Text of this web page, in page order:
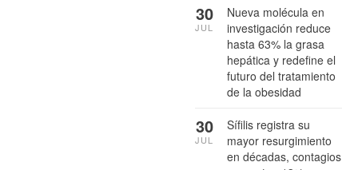
Nueva molécula en
investigación reduce
hasta 63% la grasa
hepática y redefine el
futuro del tratamiento
de la obesidad
30
JUL
Sífilis registra su
mayor resurgimiento
en décadas, contagios
30
JUL